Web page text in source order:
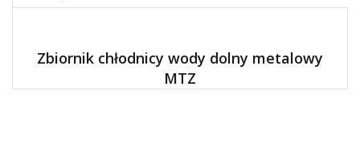
Zbiornik chłodnicy wody dolny metalowy
MTZ